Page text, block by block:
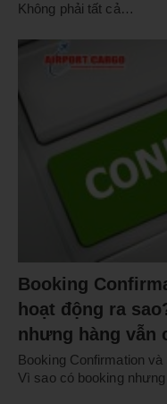
Không phải tất cả…
Booking
hoạt động ra
nhưng hàng vẫn
Booking Confirmation
Vì sao có booking